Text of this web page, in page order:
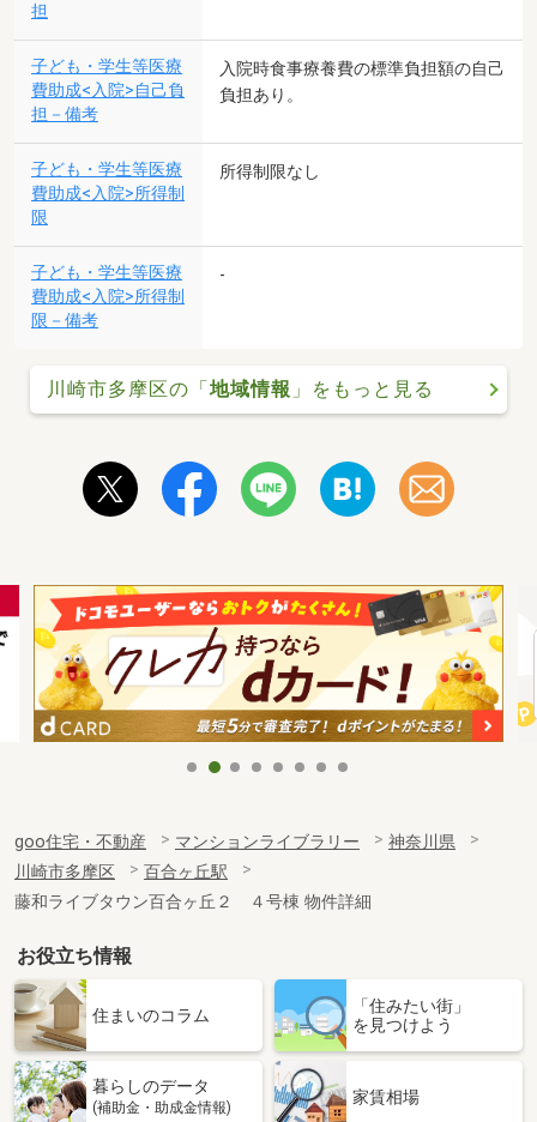
担
子ども・学生等医療
費助成<入院>自己負
担－備考
入院時食事療養費の標準負担額の自己
負担あり。
子ども・学生等医療
費助成<入院>所得制
限
所得制限なし
子ども・学生等医療
費助成<入院>所得制
限－備考
-
川崎市多摩区の「地域情報 」をもっと見る
goo住宅・不動産 マンションライブラリー
神奈川県
川崎市多摩区
百合ヶ丘駅
藤和ライブタウン百合ヶ丘２ ４号棟 物件詳細
お役立ち情報
住まいのコラム
「住みたい街」
を見つけよう
暮らしのデータ
(補助金・助成金情報)
家賃相場